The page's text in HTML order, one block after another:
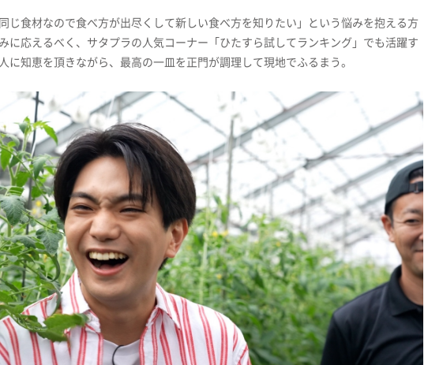
じ食材なので食べ方が出尽くして新しい食べ方を知りたい」という悩みを抱える方
に応えるべく、サタプラの人気コーナー「ひたすら試してランキング」でも活躍す
に知恵を頂きながら、最高の一皿を正門が調理して現地でふるまう。